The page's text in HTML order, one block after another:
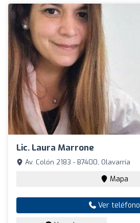
Lic. Laura Marrone
Av. Colón 2183 - B7400, Olavarría
Mapa
Ver teléfono